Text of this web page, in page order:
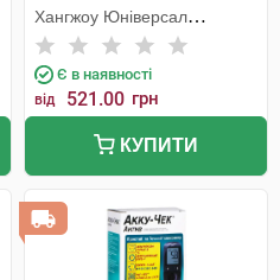
Хангжоу Юніверсал
Електронік
Є в наявності
від 521.00 грн
КУПИТИ